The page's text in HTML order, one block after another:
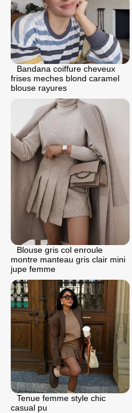
Bandana coiffure cheveux
frises meches blond caramel
blouse rayures
Blouse gris col enroule
montre manteau gris clair mini
jupe femme
Tenue femme style chic
casual pu